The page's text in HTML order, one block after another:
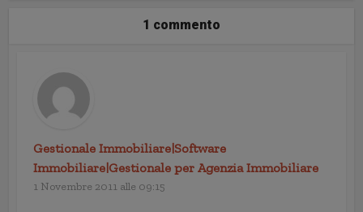
1 commento
Gestionale Immobiliare|Software
Immobiliare|Gestionale per Agenzia Immobiliare
1 Novembre 2011 alle 09:15